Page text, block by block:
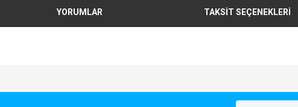
YORUMLAR TAKSİT SEÇENEKLERİ